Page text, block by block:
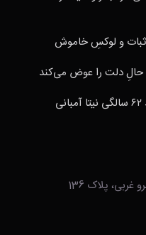
ثبات و لوکسِ خاموش
حالِ دلت را عوض می‌کند
پلاک 136